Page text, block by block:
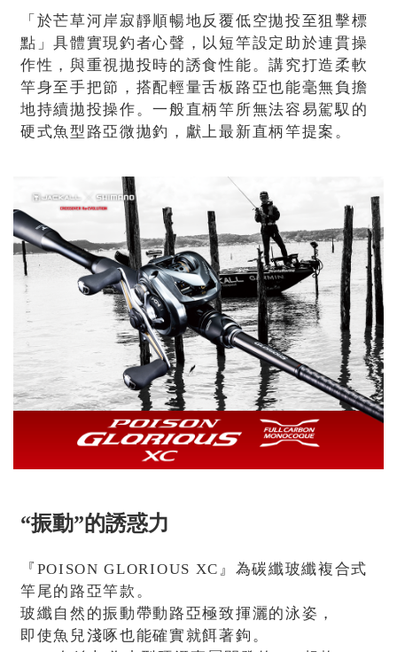
「於芒草河岸寂靜順暢地反覆低空拋投至狙擊標
點」具體實現釣者心聲，以短竿設定助於連貫操
作性，與重視拋投時的誘食性能。講究打造柔軟
竿身至手把節，搭配輕量舌板路亞也能毫無負擔
地持續拋投操作。一般直柄竿所無法容易駕馭的
硬式魚型路亞微拋釣，獻上最新直柄竿提案。
“振動”的誘惑力
『POISON GLORIOUS XC』為碳纖玻纖複合式
竿尾的路亞竿款。
玻纖自然的振動帶動路亞極致揮灑的泳姿，
即使魚兒淺啄也能確實就餌著鉤。